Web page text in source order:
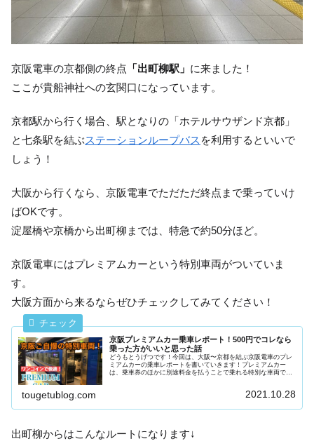
京阪電車の京都側の終点 「出町柳駅」 に来ました！
ここが貴船神社への玄関口になっています。
京都駅から行く場合、駅となりの「ホテルサウザンド京都」
と七条駅を結ぶステーションループバス を利用するといいで
しょう！
大阪から行くなら、京阪電車でただただ終点まで乗っていけ
ばOKです。
淀屋橋や京橋から出町柳までは、特急で約50分ほど。
京阪電車にはプレミアムカーという特別車両がついていま
す。
大阪方面から来るならぜひチェックしてみてください！
京阪プレミアムカー乗車レポート！500円でコレなら
乗った方がいいと思った話
どうもとうげつです！今回は、大阪〜京都を結ぶ京阪電車のプレ
ミアムカーの乗車レポートを書いていきます！プレミアムカー
は、乗車券のほかに別途料金を払うことで乗れる特別な車両で
tougetublog.com 2021.10.28
出町柳からはこんなルートになります↓